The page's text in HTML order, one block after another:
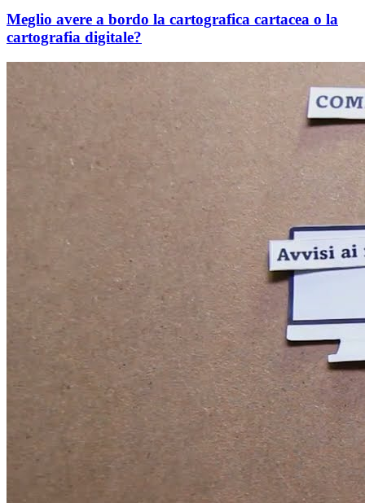
Meglio avere a bordo la cartografica cartacea o la
cartografia digitale?